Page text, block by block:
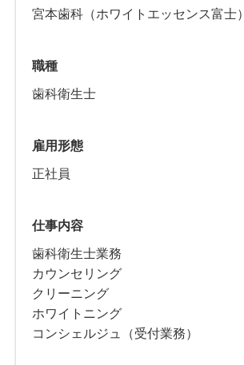
宮本歯科（ホワイトエッセンス富士）
職種
歯科衛生士
雇用形態
正社員
仕事内容
歯科衛生士業務
カウンセリング
クリーニング
ホワイトニング
コンシェルジュ（受付業務）